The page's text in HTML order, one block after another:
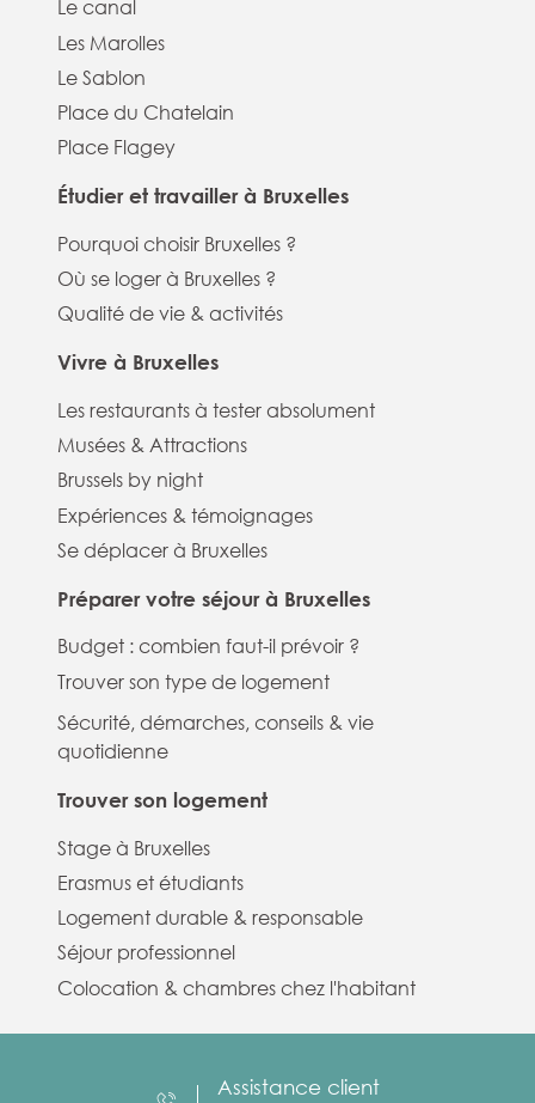
Le canal
Les Marolles
Le Sablon
Place du Chatelain
Place Flagey
Étudier et travailler à Bruxelles
Pourquoi choisir Bruxelles ?
Où se loger à Bruxelles ?
Qualité de vie & activités
Vivre à Bruxelles
Les restaurants à tester absolument
Musées & Attractions
Brussels by night
Expériences & témoignages
Se déplacer à Bruxelles
Préparer votre séjour à Bruxelles
Budget : combien faut-il prévoir ?
Trouver son type de logement
Sécurité, démarches, conseils & vie
quotidienne
Trouver son logement
Stage à Bruxelles
Erasmus et étudiants
Logement durable & responsable
Séjour professionnel
Colocation & chambres chez l'habitant
Assistance client